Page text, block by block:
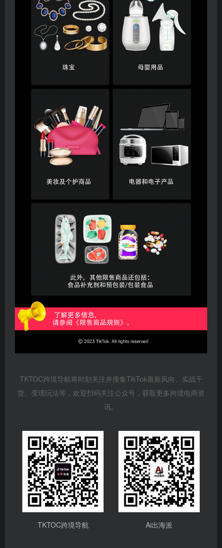
TKTOC跨境导航将时刻关注并搜集TikTok最新风向、实战干
货、变现玩法等，欢迎扫码关注公众号，获取更多跨境电商资
讯。
TKTOC跨境导航 Ai出海派